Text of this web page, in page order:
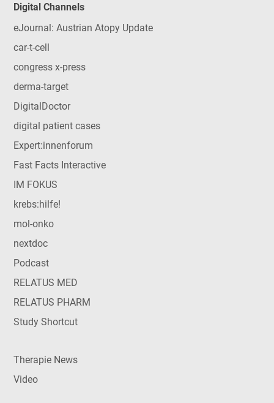
Digital Channels
eJournal: Austrian Atopy Update
car-t-cell
congress x-press
derma-target
DigitalDoctor
digital patient cases
Expert:innenforum
Fast Facts Interactive
IM FOKUS
krebs:hilfe!
mol-onko
nextdoc
Podcast
RELATUS MED
RELATUS PHARM
Study Shortcut
Therapie News
Video